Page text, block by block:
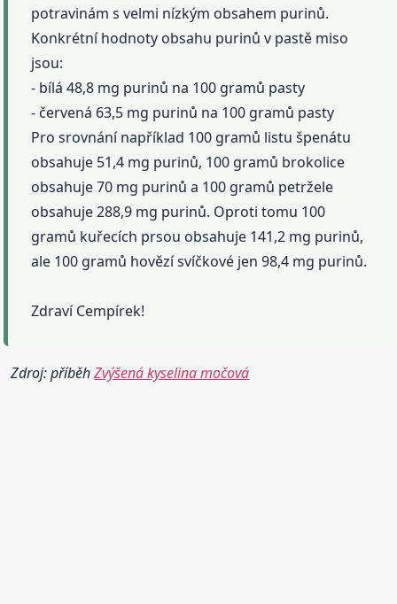
potravinám s velmi nízkým obsahem purinů.
Konkrétní hodnoty obsahu purinů v pastě miso
jsou:
- bílá 48,8 mg purinů na 100 gramů pasty
- červená 63,5 mg purinů na 100 gramů pasty
Pro srovnání například 100 gramů listu špenátu
obsahuje 51,4 mg purinů, 100 gramů brokolice
obsahuje 70 mg purinů a 100 gramů petržele
obsahuje 288,9 mg purinů. Oproti tomu 100
gramů kuřecích prsou obsahuje 141,2 mg purinů,
ale 100 gramů hovězí svíčkové jen 98,4 mg purinů.
Zdraví Cempírek!
Zdroj: příběhZvýšená kyselina močová